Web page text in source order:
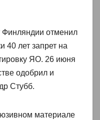
Финляндии отменил
40 лет запрет на
ЯО. 26 июня
одобрил и
Стубб.
материале